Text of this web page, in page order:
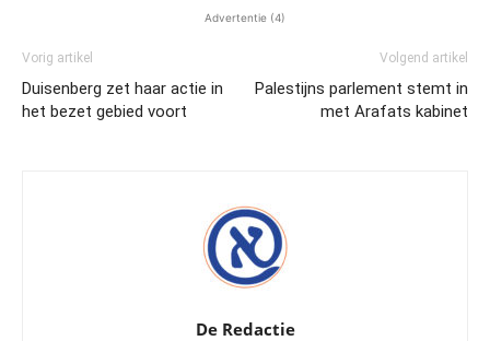
Advertentie (4)
Vorig artikel
Duisenberg zet haar actie in
het bezet gebied voort
Volgend artikel
Palestijns parlement stemt in
met Arafats kabinet
De Redactie